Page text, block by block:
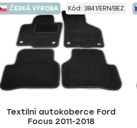
ČESKÁ VÝROBA
Textilní autokoberce Ford
Focus 2011-2018
Kód: 3841/ERN/BEZ